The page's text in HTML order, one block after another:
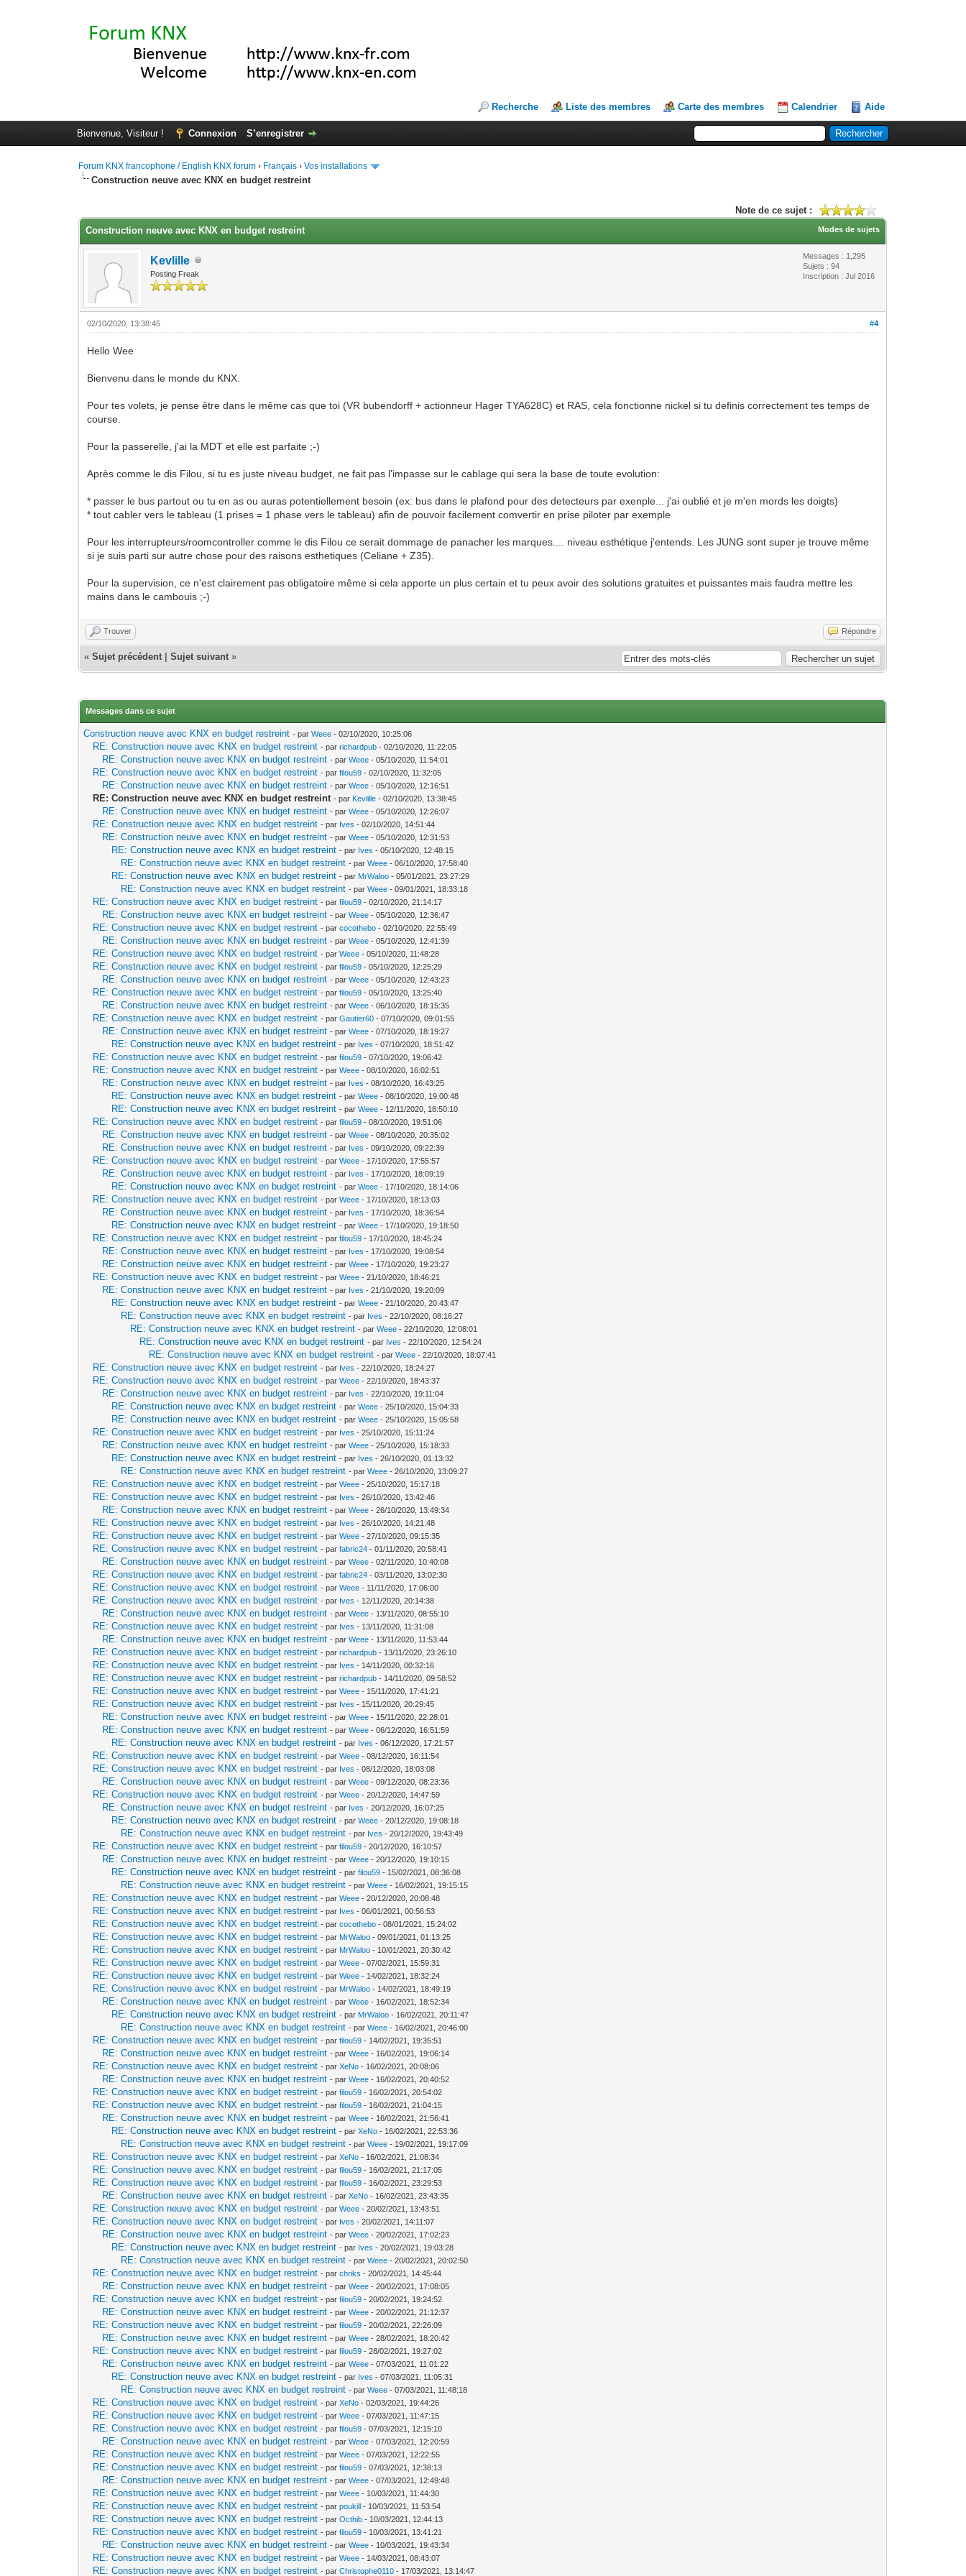
Recherche Liste des membres Carte des membres Calendrier Aide
Bienvenue, Visiteur ! Connexion S’enregistrer
Forum KNX francophone / English KNX forum › Français ›Vos installations
Construction neuve avec KNX en budget restreint
Note de ce sujet :
Modes de sujets
Construction neuve avec KNX en budget restreint
Kevlille
Posting Freak
Messages : 1,295
Sujets : 94
Inscription : Jul 2016
#4
02/10/2020, 13:38:45
Hello Wee
Bienvenu dans le monde du KNX.
Pour tes volets, je pense être dans le même cas que toi (VR bubendorff + actionneur Hager TYA628C) et RAS, cela fonctionne nickel si tu definis correctement tes temps de
course.
Pour la passerelle, j'ai la MDT et elle est parfaite ;-)
Après comme le dis Filou, si tu es juste niveau budget, ne fait pas l'impasse sur le cablage qui sera la base de toute evolution:
* passer le bus partout ou tu en as ou auras potentiellement besoin (ex: bus dans le plafond pour des detecteurs par exenple... j'ai oublié et je m'en mords les doigts)
* tout cabler vers le tableau (1 prises = 1 phase vers le tableau) afin de pouvoir facilement comvertir en prise piloter par exemple
Pour les interrupteurs/roomcontroller comme le dis Filou ce serait dommage de panacher les marques.... niveau esthétique j'entends. Les JUNG sont super je trouve même
si je suis parti sur autre chose pour des raisons esthetiques (Celiane + Z35).
Pour la supervision, ce n'est clairement pas obligatoire même si cela apporte un plus certain et tu peux avoir des solutions gratuites et puissantes mais faudra mettre les
mains dans le cambouis ;-)
Trouver Répondre
«Sujet précédent |Sujet suivant »
Messages dans ce sujet
Construction neuve avec KNX en budget restreint - parWeee - 02/10/2020, 10:25:06
RE: Construction neuve avec KNX en budget restreint - parrichardpub - 02/10/2020, 11:22:05
RE: Construction neuve avec KNX en budget restreint - parWeee - 05/10/2020, 11:54:01
RE: Construction neuve avec KNX en budget restreint - parfilou59 - 02/10/2020, 11:32:05
RE: Construction neuve avec KNX en budget restreint - parWeee - 05/10/2020, 12:16:51
RE: Construction neuve avec KNX en budget restreint - par Kevlille - 02/10/2020, 13:38:45
RE: Construction neuve avec KNX en budget restreint - parWeee - 05/10/2020, 12:26:07
RE: Construction neuve avec KNX en budget restreint - par Ives - 02/10/2020, 14:51:44
RE: Construction neuve avec KNX en budget restreint - parWeee - 05/10/2020, 12:31:53
RE: Construction neuve avec KNX en budget restreint - par Ives - 05/10/2020, 12:48:15
RE: Construction neuve avec KNX en budget restreint - parWeee - 06/10/2020, 17:58:40
RE: Construction neuve avec KNX en budget restreint - par MrWaloo - 05/01/2021, 23:27:29
RE: Construction neuve avec KNX en budget restreint - parWeee - 09/01/2021, 18:33:18
RE: Construction neuve avec KNX en budget restreint - parfilou59 - 02/10/2020, 21:14:17
RE: Construction neuve avec KNX en budget restreint - parWeee - 05/10/2020, 12:36:47
RE: Construction neuve avec KNX en budget restreint - parcocothebo - 02/10/2020, 22:55:49
RE: Construction neuve avec KNX en budget restreint - parWeee - 05/10/2020, 12:41:39
RE: Construction neuve avec KNX en budget restreint - parWeee - 05/10/2020, 11:48:28
RE: Construction neuve avec KNX en budget restreint - parfilou59 - 05/10/2020, 12:25:29
RE: Construction neuve avec KNX en budget restreint - parWeee - 05/10/2020, 12:43:23
RE: Construction neuve avec KNX en budget restreint - parfilou59 - 05/10/2020, 13:25:40
RE: Construction neuve avec KNX en budget restreint - parWeee - 06/10/2020, 18:15:35
RE: Construction neuve avec KNX en budget restreint - parGautier60 - 07/10/2020, 09:01:55
RE: Construction neuve avec KNX en budget restreint - parWeee - 07/10/2020, 18:19:27
RE: Construction neuve avec KNX en budget restreint - par Ives - 07/10/2020, 18:51:42
RE: Construction neuve avec KNX en budget restreint - parfilou59 - 07/10/2020, 19:06:42
RE: Construction neuve avec KNX en budget restreint - parWeee - 08/10/2020, 16:02:51
RE: Construction neuve avec KNX en budget restreint - par Ives - 08/10/2020, 16:43:25
RE: Construction neuve avec KNX en budget restreint - parWeee - 08/10/2020, 19:00:48
RE: Construction neuve avec KNX en budget restreint - parWeee - 12/11/2020, 18:50:10
RE: Construction neuve avec KNX en budget restreint - parfilou59 - 08/10/2020, 19:51:06
RE: Construction neuve avec KNX en budget restreint - parWeee - 08/10/2020, 20:35:02
RE: Construction neuve avec KNX en budget restreint - par Ives - 09/10/2020, 09:22:39
RE: Construction neuve avec KNX en budget restreint - parWeee - 17/10/2020, 17:55:57
RE: Construction neuve avec KNX en budget restreint - par Ives - 17/10/2020, 18:09:19
RE: Construction neuve avec KNX en budget restreint - parWeee - 17/10/2020, 18:14:06
RE: Construction neuve avec KNX en budget restreint - parWeee - 17/10/2020, 18:13:03
RE: Construction neuve avec KNX en budget restreint - par Ives - 17/10/2020, 18:36:54
RE: Construction neuve avec KNX en budget restreint - parWeee - 17/10/2020, 19:18:50
RE: Construction neuve avec KNX en budget restreint - parfilou59 - 17/10/2020, 18:45:24
RE: Construction neuve avec KNX en budget restreint - par Ives - 17/10/2020, 19:08:54
RE: Construction neuve avec KNX en budget restreint - parWeee - 17/10/2020, 19:23:27
RE: Construction neuve avec KNX en budget restreint - parWeee - 21/10/2020, 18:46:21
RE: Construction neuve avec KNX en budget restreint - par Ives - 21/10/2020, 19:20:09
RE: Construction neuve avec KNX en budget restreint - parWeee - 21/10/2020, 20:43:47
RE: Construction neuve avec KNX en budget restreint - par Ives - 22/10/2020, 08:16:27
RE: Construction neuve avec KNX en budget restreint - parWeee - 22/10/2020, 12:08:01
RE: Construction neuve avec KNX en budget restreint - par Ives - 22/10/2020, 12:54:24
RE: Construction neuve avec KNX en budget restreint - parWeee - 22/10/2020, 18:07:41
RE: Construction neuve avec KNX en budget restreint - par Ives - 22/10/2020, 18:24:27
RE: Construction neuve avec KNX en budget restreint - parWeee - 22/10/2020, 18:43:37
RE: Construction neuve avec KNX en budget restreint - par Ives - 22/10/2020, 19:11:04
RE: Construction neuve avec KNX en budget restreint - parWeee - 25/10/2020, 15:04:33
RE: Construction neuve avec KNX en budget restreint - parWeee - 25/10/2020, 15:05:58
RE: Construction neuve avec KNX en budget restreint - par Ives - 25/10/2020, 15:11:24
RE: Construction neuve avec KNX en budget restreint - parWeee - 25/10/2020, 15:18:33
RE: Construction neuve avec KNX en budget restreint - par Ives - 26/10/2020, 01:13:32
RE: Construction neuve avec KNX en budget restreint - parWeee - 26/10/2020, 13:09:27
RE: Construction neuve avec KNX en budget restreint - parWeee - 25/10/2020, 15:17:18
RE: Construction neuve avec KNX en budget restreint - par Ives - 26/10/2020, 13:42:46
RE: Construction neuve avec KNX en budget restreint - parWeee - 26/10/2020, 13:49:34
RE: Construction neuve avec KNX en budget restreint - par Ives - 26/10/2020, 14:21:48
RE: Construction neuve avec KNX en budget restreint - parWeee - 27/10/2020, 09:15:35
RE: Construction neuve avec KNX en budget restreint - parfabric24 - 01/11/2020, 20:58:41
RE: Construction neuve avec KNX en budget restreint - parWeee - 02/11/2020, 10:40:08
RE: Construction neuve avec KNX en budget restreint - parfabric24 - 03/11/2020, 13:02:30
RE: Construction neuve avec KNX en budget restreint - parWeee - 11/11/2020, 17:06:00
RE: Construction neuve avec KNX en budget restreint - par Ives - 12/11/2020, 20:14:38
RE: Construction neuve avec KNX en budget restreint - parWeee - 13/11/2020, 08:55:10
RE: Construction neuve avec KNX en budget restreint - par Ives - 13/11/2020, 11:31:08
RE: Construction neuve avec KNX en budget restreint - parWeee - 13/11/2020, 11:53:44
RE: Construction neuve avec KNX en budget restreint - parrichardpub - 13/11/2020, 23:26:10
RE: Construction neuve avec KNX en budget restreint - par Ives - 14/11/2020, 00:32:16
RE: Construction neuve avec KNX en budget restreint - parrichardpub - 14/11/2020, 09:58:52
RE: Construction neuve avec KNX en budget restreint - parWeee - 15/11/2020, 17:41:21
RE: Construction neuve avec KNX en budget restreint - par Ives - 15/11/2020, 20:29:45
RE: Construction neuve avec KNX en budget restreint - parWeee - 15/11/2020, 22:28:01
RE: Construction neuve avec KNX en budget restreint - parWeee - 06/12/2020, 16:51:59
RE: Construction neuve avec KNX en budget restreint - par Ives - 06/12/2020, 17:21:57
RE: Construction neuve avec KNX en budget restreint - parWeee - 08/12/2020, 16:11:54
RE: Construction neuve avec KNX en budget restreint - par Ives - 08/12/2020, 18:03:08
RE: Construction neuve avec KNX en budget restreint - parWeee - 09/12/2020, 08:23:36
RE: Construction neuve avec KNX en budget restreint - parWeee - 20/12/2020, 14:47:59
RE: Construction neuve avec KNX en budget restreint - par Ives - 20/12/2020, 16:07:25
RE: Construction neuve avec KNX en budget restreint - parWeee - 20/12/2020, 19:08:18
RE: Construction neuve avec KNX en budget restreint - par Ives - 20/12/2020, 19:43:49
RE: Construction neuve avec KNX en budget restreint - parfilou59 - 20/12/2020, 16:10:57
RE: Construction neuve avec KNX en budget restreint - parWeee - 20/12/2020, 19:10:15
RE: Construction neuve avec KNX en budget restreint - parfilou59 - 15/02/2021, 08:36:08
RE: Construction neuve avec KNX en budget restreint - parWeee - 16/02/2021, 19:15:15
RE: Construction neuve avec KNX en budget restreint - parWeee - 20/12/2020, 20:08:48
RE: Construction neuve avec KNX en budget restreint - par Ives - 06/01/2021, 00:56:53
RE: Construction neuve avec KNX en budget restreint - parcocothebo - 08/01/2021, 15:24:02
RE: Construction neuve avec KNX en budget restreint - par MrWaloo - 09/01/2021, 01:13:25
RE: Construction neuve avec KNX en budget restreint - par MrWaloo - 10/01/2021, 20:30:42
RE: Construction neuve avec KNX en budget restreint - parWeee - 07/02/2021, 15:59:31
RE: Construction neuve avec KNX en budget restreint - parWeee - 14/02/2021, 18:32:24
RE: Construction neuve avec KNX en budget restreint - par MrWaloo - 14/02/2021, 18:49:19
RE: Construction neuve avec KNX en budget restreint - parWeee - 16/02/2021, 18:52:34
RE: Construction neuve avec KNX en budget restreint - par MrWaloo - 16/02/2021, 20:11:47
RE: Construction neuve avec KNX en budget restreint - parWeee - 16/02/2021, 20:46:00
RE: Construction neuve avec KNX en budget restreint - parfilou59 - 14/02/2021, 19:35:51
RE: Construction neuve avec KNX en budget restreint - parWeee - 16/02/2021, 19:06:14
RE: Construction neuve avec KNX en budget restreint - parXeNo - 16/02/2021, 20:08:06
RE: Construction neuve avec KNX en budget restreint - parWeee - 16/02/2021, 20:40:52
RE: Construction neuve avec KNX en budget restreint - parfilou59 - 16/02/2021, 20:54:02
RE: Construction neuve avec KNX en budget restreint - parfilou59 - 16/02/2021, 21:04:15
RE: Construction neuve avec KNX en budget restreint - parWeee - 16/02/2021, 21:56:41
RE: Construction neuve avec KNX en budget restreint - parXeNo - 16/02/2021, 22:53:36
RE: Construction neuve avec KNX en budget restreint - parWeee - 19/02/2021, 19:17:09
RE: Construction neuve avec KNX en budget restreint - parXeNo - 16/02/2021, 21:08:34
RE: Construction neuve avec KNX en budget restreint - parfilou59 - 16/02/2021, 21:17:05
RE: Construction neuve avec KNX en budget restreint - parfilou59 - 16/02/2021, 23:29:53
RE: Construction neuve avec KNX en budget restreint - parXeNo - 16/02/2021, 23:43:35
RE: Construction neuve avec KNX en budget restreint - parWeee - 20/02/2021, 13:43:51
RE: Construction neuve avec KNX en budget restreint - par Ives - 20/02/2021, 14:11:07
RE: Construction neuve avec KNX en budget restreint - parWeee - 20/02/2021, 17:02:23
RE: Construction neuve avec KNX en budget restreint - par Ives - 20/02/2021, 19:03:28
RE: Construction neuve avec KNX en budget restreint - parWeee - 20/02/2021, 20:02:50
RE: Construction neuve avec KNX en budget restreint - parchriks - 20/02/2021, 14:45:44
RE: Construction neuve avec KNX en budget restreint - parWeee - 20/02/2021, 17:08:05
RE: Construction neuve avec KNX en budget restreint - parfilou59 - 20/02/2021, 19:24:52
RE: Construction neuve avec KNX en budget restreint - parWeee - 20/02/2021, 21:12:37
RE: Construction neuve avec KNX en budget restreint - parfilou59 - 20/02/2021, 22:26:09
RE: Construction neuve avec KNX en budget restreint - parWeee - 28/02/2021, 18:20:42
RE: Construction neuve avec KNX en budget restreint - parfilou59 - 28/02/2021, 19:27:02
RE: Construction neuve avec KNX en budget restreint - parWeee - 07/03/2021, 11:01:22
RE: Construction neuve avec KNX en budget restreint - par Ives - 07/03/2021, 11:05:31
RE: Construction neuve avec KNX en budget restreint - parWeee - 07/03/2021, 11:48:18
RE: Construction neuve avec KNX en budget restreint - parXeNo - 02/03/2021, 19:44:26
RE: Construction neuve avec KNX en budget restreint - parWeee - 07/03/2021, 11:47:15
RE: Construction neuve avec KNX en budget restreint - parfilou59 - 07/03/2021, 12:15:10
RE: Construction neuve avec KNX en budget restreint - parWeee - 07/03/2021, 12:20:59
RE: Construction neuve avec KNX en budget restreint - parWeee - 07/03/2021, 12:22:55
RE: Construction neuve avec KNX en budget restreint - parfilou59 - 07/03/2021, 12:38:13
RE: Construction neuve avec KNX en budget restreint - parWeee - 07/03/2021, 12:49:48
RE: Construction neuve avec KNX en budget restreint - parWeee - 10/03/2021, 11:44:30
RE: Construction neuve avec KNX en budget restreint - parpoukill - 10/03/2021, 11:53:54
RE: Construction neuve avec KNX en budget restreint - parOcthib - 10/03/2021, 12:44:13
RE: Construction neuve avec KNX en budget restreint - parfilou59 - 10/03/2021, 13:41:21
RE: Construction neuve avec KNX en budget restreint - parWeee - 10/03/2021, 19:43:34
RE: Construction neuve avec KNX en budget restreint - parWeee - 14/03/2021, 08:43:07
RE: Construction neuve avec KNX en budget restreint - parChristophe0110 - 17/03/2021, 13:14:47